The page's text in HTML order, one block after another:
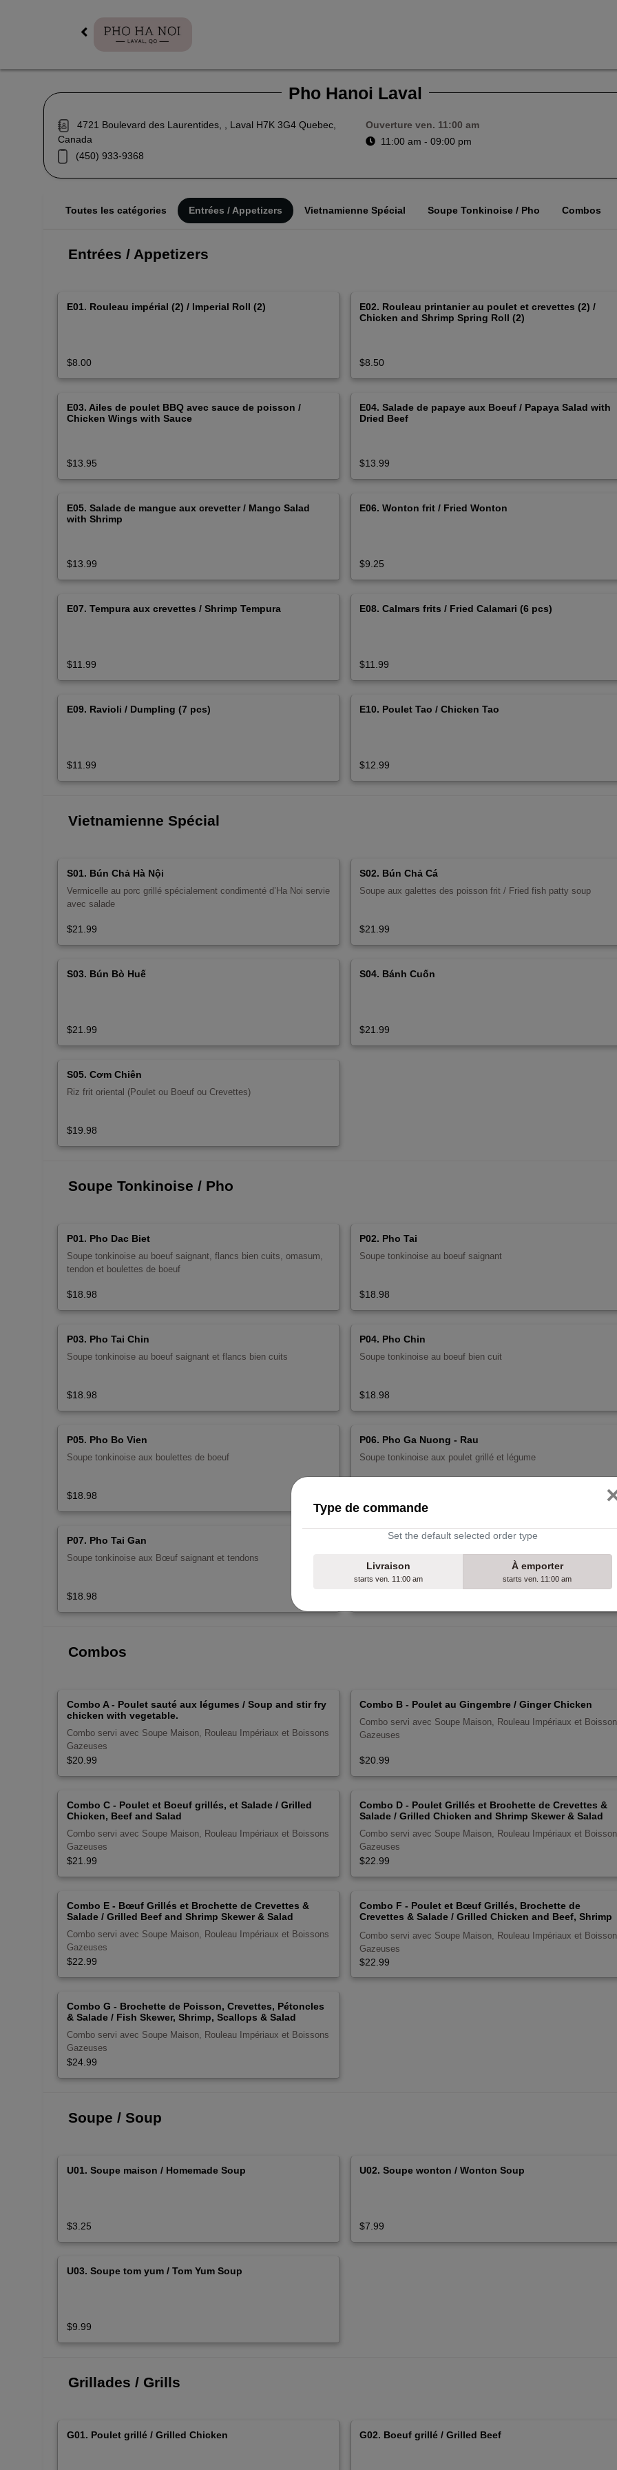
Pho Hanoi Laval
4721 Boulevard des Laurentides, , Laval H7K 3G4 Quebec,
Canada
(450) 933-9368
Ouverture ven. 11:00 am
11:00 am - 09:00 pm
Type de commande
Set the default selected order type
Livraison
starts ven. 11:00 am
À emporter
starts ven. 11:00 am
Toutes les catégories Entrées / Appetizers Vietnamienne Spécial Soupe Tonkinoise / Pho Combos
Entrées / Appetizers
E01. Rouleau impérial (2) / Imperial Roll (2)
$8.00
E02. Rouleau printanier au poulet et crevettes (2) /
Chicken and Shrimp Spring Roll (2)
$8.50
E03. Ailes de poulet BBQ avec sauce de poisson /
Chicken Wings with Sauce
$13.95
E04. Salade de papaye aux Boeuf / Papaya Salad with
Dried Beef
$13.99
E05. Salade de mangue aux crevetter / Mango Salad
with Shrimp
$13.99
E06. Wonton frit / Fried Wonton
$9.25
E07. Tempura aux crevettes / Shrimp Tempura
$11.99
E08. Calmars frits / Fried Calamari (6 pcs)
$11.99
E09. Ravioli / Dumpling (7 pcs)
$11.99
E10. Poulet Tao / Chicken Tao
$12.99
Vietnamienne Spécial
S01. Bún Chả Hà Nội
Vermicelle au porc grillé spécialement condimenté d’Ha Noi servie
avec salade
$21.99
S02. Bún Chả Cá
Soupe aux galettes des poisson frit / Fried fish patty soup
$21.99
S03. Bún Bò Huế
$21.99
S04. Bánh Cuốn
$21.99
S05. Cơm Chiên
Riz frit oriental (Poulet ou Boeuf ou Crevettes)
$19.98
Soupe Tonkinoise / Pho
P01. Pho Dac Biet
Soupe tonkinoise au boeuf saignant, flancs bien cuits, omasum,
tendon et boulettes de boeuf
$18.98
P02. Pho Tai
Soupe tonkinoise au boeuf saignant
$18.98
P03. Pho Tai Chin
Soupe tonkinoise au boeuf saignant et flancs bien cuits
$18.98
P04. Pho Chin
Soupe tonkinoise au boeuf bien cuit
$18.98
P05. Pho Bo Vien
Soupe tonkinoise aux boulettes de boeuf
$18.98
P06. Pho Ga Nuong - Rau
Soupe tonkinoise aux poulet grillé et légume
P07. Pho Tai Gan
Soupe tonkinoise aux Bœuf saignant et tendons
$18.98
P08. Pho Tai Bo Vien
Soupe tonkinoise aux bœuf saignant et boulettes de bœuf
Combos
Combo A - Poulet sauté aux légumes / Soup and stir fry
chicken with vegetable.
Combo servi avec Soupe Maison, Rouleau Impériaux et Boissons
Gazeuses
$20.99
Combo B - Poulet au Gingembre / Ginger Chicken
Combo servi avec Soupe Maison, Rouleau Impériaux et
Gazeuses
$20.99
Combo C - Poulet et Boeuf grillés, et Salade / Grilled
Chicken, Beef and Salad
Combo servi avec Soupe Maison, Rouleau Impériaux et Boissons
Gazeuses
$21.99
Combo D - Poulet Grillés et Brochette de Crevettes &
Salade / Grilled Chicken and Shrimp Skewer & Salad
Combo servi avec Soupe Maison, Rouleau Impériaux et
Gazeuses
$22.99
Combo E - Bœuf Grillés et Brochette de Crevettes &
Salade / Grilled Beef and Shrimp Skewer & Salad
Combo servi avec Soupe Maison, Rouleau Impériaux et Boissons
Gazeuses
$22.99
Combo F - Poulet et Bœuf Grillés, Brochette de
Crevettes & Salade / Grilled Chicken and Beef, Shrimp
Combo servi avec Soupe Maison, Rouleau Impériaux et
Gazeuses
$22.99
Combo G - Brochette de Poisson, Crevettes, Pétoncles
& Salade / Fish Skewer, Shrimp, Scallops & Salad
Combo servi avec Soupe Maison, Rouleau Impériaux et Boissons
Gazeuses
$24.99
Soupe / Soup
U01. Soupe maison / Homemade Soup
$3.25
U02. Soupe wonton / Wonton Soup
$7.99
U03. Soupe tom yum / Tom Yum Soup
$9.99
Grillades / Grills
G01. Poulet grillé / Grilled Chicken G02. Boeuf grillé / Grilled Beef